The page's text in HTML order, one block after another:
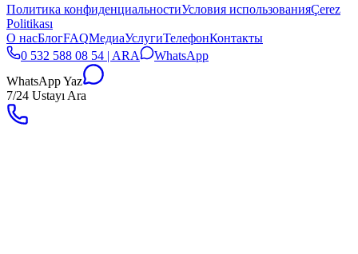
Политика конфиденциальностиУсловия использованияÇerez
Politikası
О насБлогFAQМедиаУслугиТелефонКонтакты
0 532 588 08 54 | ARA
WhatsApp
WhatsApp Yaz
7/24 Ustayı Ara